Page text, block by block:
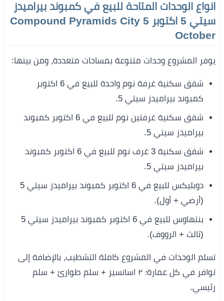
انواع الوحدات المتاحة للبيع في كمبوند بيراميدز
سيتي 5 اكتوبر Compound Pyramids City 5
October
يوفر المشروع وحدات متنوعة بمساحات متعددة، ومن بينها:
شقق سكنية غرفة نوم واحدة للبيع في 6 اكتوبر
كمبوند بيراميدز سيتي 5.
شقق سكنية غرفتين نوم للبيع في 6 اكتوبر كمبوند
بيراميدز سيتي 5.
شقق سكنية 3 غرف نوم للبيع في 6 اكتوبر كمبوند
بيراميدز سيتي 5
.
دوبليكس للبيع في 6 اكتوبر كمبوند بيراميدز سيتي 5
(أرضي + أول).
بنتهاوس للبيع في 6 اكتوبر كمبوند بيراميدز سيتي 5
(ثالث + الرووف).
تسلم الوحدات في المشروع كاملة التشطيب، بالإضافة إلى
توافر في كل عمارة؛ ٢ اسانسير + سلم طوارئ + سلم
رئيسي.